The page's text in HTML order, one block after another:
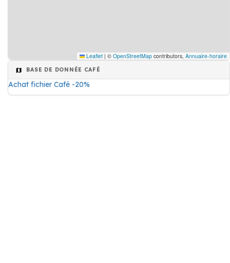
Leaflet | © OpenStreetMap contributors, Annuaire-horaire
BASE DE DONNÉE CAFÉ
Achat fichier Café -20%